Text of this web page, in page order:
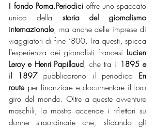
Il fondo Poma.Periodici offre uno spaccato
unico della storia del giornalismo
internazionale, ma anche delle imprese di
viaggiatori di fine ‘800. Tra questi, spicca
l’esperienza dei giornalisti francesi Lucien
Leroy e Henri Papillaud, che tra il 1895 e
il 1897 pubblicarono il periodico En
route per finanziare e documentare il loro
giro del mondo. Oltre a queste avventure
maschili, la mostra accende i riflettori su